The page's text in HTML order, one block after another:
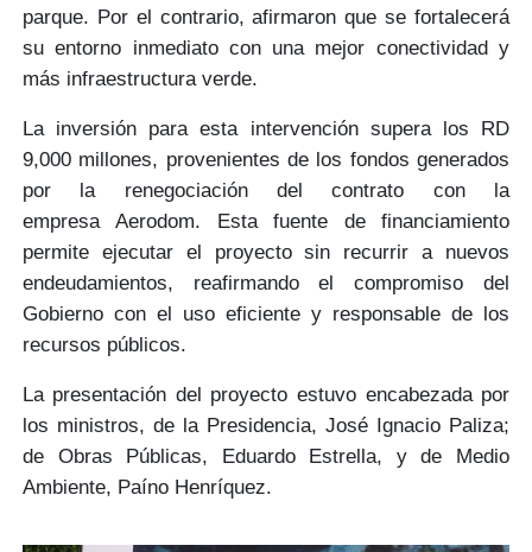
parque. Por el contrario, afirmaron que se fortalecerá
su entorno inmediato con una mejor conectividad y
más infraestructura verde.
La inversión para esta intervención supera los RD
9,000 millones, provenientes de los fondos generados
por la renegociación del contrato con la
empresaAerodom. Esta fuente de financiamiento
permite ejecutar el proyectosin recurrir a nuevos
endeudamientos, reafirmando el compromiso del
Gobierno con el uso eficiente y responsable de los
recursos públicos.
La presentación del proyecto estuvo encabezada por
los ministros, de la Presidencia,José Ignacio Paliza;
de Obras Públicas, Eduardo Estrella, y de Medio
Ambiente, Paíno Henríquez.